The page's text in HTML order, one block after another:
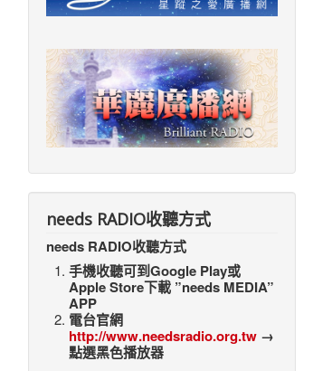
needs RADIO收聽方式
needs RADIO收聽方式
手機收聽可到Google Play或
Apple Store下載 ”needs MEDIA”
APP
電台官網
http://www.needsradio.org.tw →
點選黑色播放器